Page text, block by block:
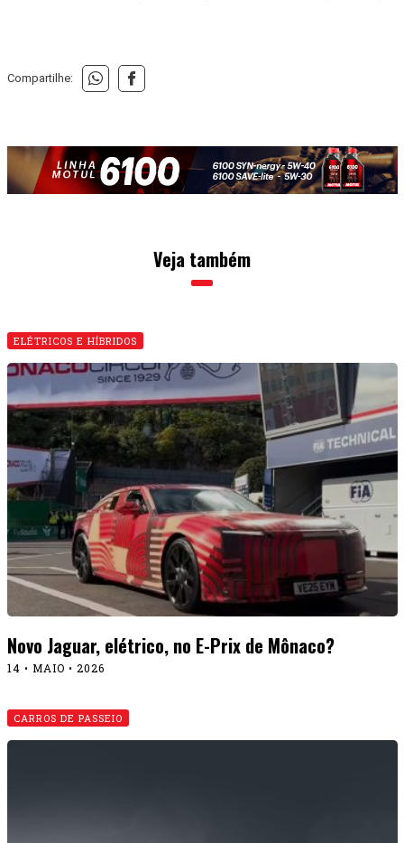
Compartilhe:
Veja também
ELÉTRICOS E HÍBRIDOS
Novo Jaguar, elétrico, no E-Prix de Mônaco?
14 • MAIO • 2026
CARROS DE PASSEIO